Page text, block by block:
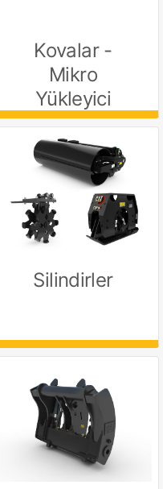
Kovalar -
Mikro
Yükleyici
Silindirler